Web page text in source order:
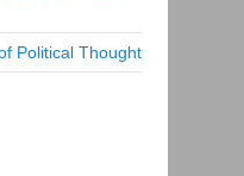
Political Thought